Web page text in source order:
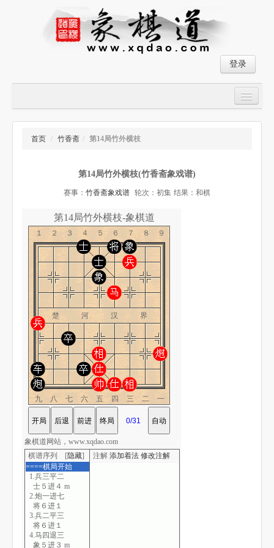
登录
大师对局
象棋小游戏
首页 / 竹香斋 / 第14局竹外横枝
第14局竹外横枝(竹香斋象戏谱)
赛事： 竹香斋象戏谱 轮次：初集 结果：和棋
第14局竹外横枝-象棋道
１２３４５６７８９
楚 河 汉 界
九八七六五四三二一
棋谱序列 [隐藏]
====棋局开始
1.兵三平二
士５进４ m
2.炮一进七
将６进１
3.兵二平三
将６进１
4.马四退三
象５进３ m
注解 添加着法 修改注解
象棋道网站，www.xqdao.com